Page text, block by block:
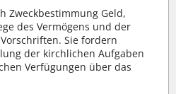
Zweckbestimmung Geld,
des Vermögens und der
Sie fordern
der kirchlichen Aufgaben
Verfügungen über das